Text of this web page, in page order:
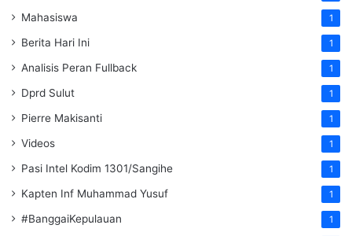
Mahasiswa 1
Berita Hari Ini 1
Analisis Peran Fullback 1
Dprd Sulut 1
Pierre Makisanti 1
Videos 1
Pasi Intel Kodim 1301/Sangihe 1
Kapten Inf Muhammad Yusuf 1
#BanggaiKepulauan 1